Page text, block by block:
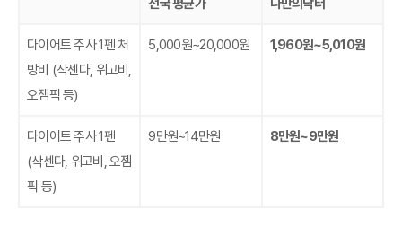
전국 평균가 나만의닥터
다이어트 주사 1펜 처
방비 (삭센다, 위고비,
오젬픽 등)
5,000원~20,000원 1,960원~5,010원
다이어트 주사 1펜
(삭센다, 위고비, 오젬
픽 등)
9만원~14만원 8만원~9만원